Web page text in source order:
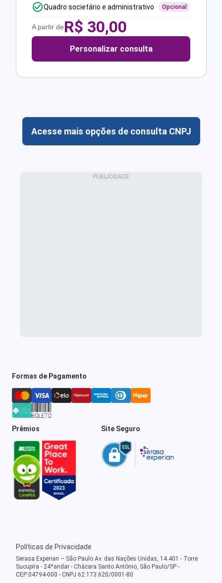
Quadro societário e administrativo Opcional
A partir deR$ 30,00
Personalizar consulta
Acesse mais opções de consulta CNPJ
Formas de Pagamento
Prêmios Site Seguro
Políticas de Privacidade
Serasa Experian – São Paulo Av. das Nações Unidas, 14.401 - Torre
Sucupira - 24ºandar - Chácara Santo Antônio, São Paulo/SP -
CEP:04794-000 - CNPJ 62.173.620/0001-80